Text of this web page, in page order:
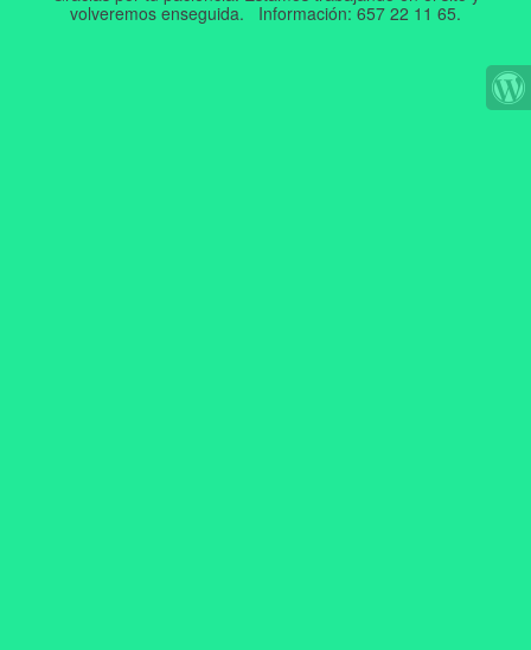
volveremos enseguida. Información: 657 22 11 65.